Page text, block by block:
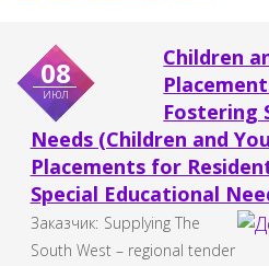
08
июл
Children
Fostering
Needs (Children and
Placements for
Special Educational
Заказчик: Supplying The
South West – regional tender